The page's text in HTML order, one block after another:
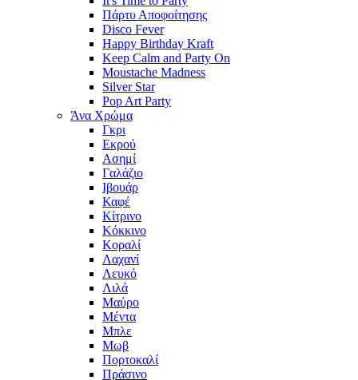
Πάρτυ Αποφοίτησης
Disco Fever
Happy Birthday Kraft
Keep Calm and Party On
Moustache Madness
Silver Star
Pop Art Party
Άνα Χρώμα
Γκρι
Εκρού
Ασημί
Γαλάζιο
Ιβουάρ
Καφέ
Κίτρινο
Κόκκινο
Κοραλί
Λαχανί
Λευκό
Λιλά
Μαύρο
Μέντα
Μπλε
Μωβ
Πορτοκαλί
Πράσινο